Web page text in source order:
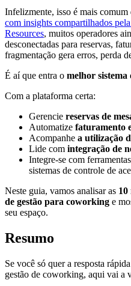
Infelizmente, isso é mais
com insights compartilhados
Resources, muitos operadores
desconectadas para reservas,
fragmentação gera erros, perda
É aí que entra o melhor sistema
Com a plataforma certa:
Gerencie reservas de
Automatize faturamento
Acompanhe a utilização
Lide com integração de
Integre-se com
sistemas de controle de
Neste guia, vamos analisar as 10
de gestão para coworking e
seu espaço.
Resumo
Se você só quer a resposta
gestão de coworking, aqui vai a